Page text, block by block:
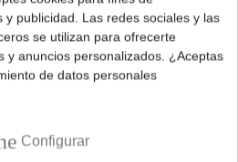
y publicidad. Las redes sociales y las
se utilizan para ofrecerte
y anuncios personalizados. ¿Aceptas
de datos personales
Configurar